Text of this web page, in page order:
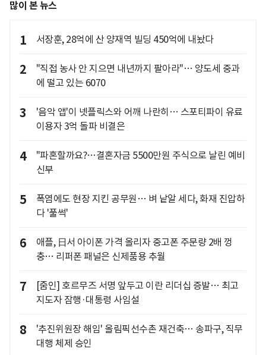
많이 본 뉴스
1 서장훈, 28억에 산 양재역 빌딩 450억에 내놨다
2
"직접 농사 안 지으면 내년까지 팔아라"… 양도세 중과
에 떨고 있는 6070
3
'음악 앱'이 넷플릭스와 어깨 나란히… 스포티파이 유료
이용자 3억 돌파 비결은
4
"파혼할까요?…결혼자금 5500만원 주식으로 날린 예비
신부
5
폭염에도 현장 지킨 공무원… 벼 낱알 세다, 화재 진압하
다 '풀썩'
6
애플, 日서 아이폰 가격 올리자 중고폰 주문량 2배 껑
충… 리퍼폰 패널은 신제품용 추월
7
[줌인] 호르무즈 서명 앞두고 이란 리더십 증발… 최고
지도자 잠행·대통령 사임설
8
'추진위원장 해임' 올림픽선수촌 재건축… 송파구, 직무
대행 체제 승인